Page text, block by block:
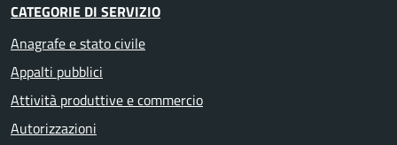
CATEGORIE DI SERVIZIO
Anagrafe e stato civile
Appalti pubblici
Attività produttive e commercio
Autorizzazioni